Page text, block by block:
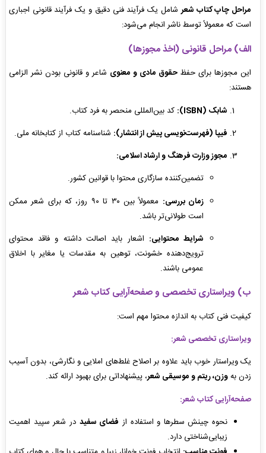
مراحل چاپ کتاب شعرشامل یک فرآیند فنی دقیق و یک فرآیند قانونی اجباری
است که معمولاً توسط ناشر انجام می‌شود:
الف) مراحل قانونی (اخذ مجوزها)
این مجوزها برای حفظ حقوق مادی و معنوی شاعر و قانونی بودن نشر الزامی
هستند:
شابک (ISBN):
کد بین‌المللی منحصر به فرد کتاب.
فیپا (فهرست‌نویسی پیش از انتشار): شناسنامه کتاب از کتابخانه ملی.
مجوز وزارت فرهنگ و ارشاد اسلامی:
تضمین‌کننده سازگاری محتوا با قوانین کشور.
زمان بررسی:
معمولاً بین ۳۰ تا ۹۰ روز، که برای شعر ممکن
است طولانی‌تر باشد.
شرایط محتوایی: اشعار باید اصالت داشته و فاقد محتوای
ترویج‌دهنده خشونت، توهین به مقدسات یا مغایر با اخلاق
عمومی باشند.
ب) ویراستاری تخصصی و صفحه‌آرایی کتاب شعر
کیفیت فنی کتاب به اندازه محتوا مهم است:
ویراستاری تخصصی شعر:
یک ویراستار خوب باید علاوه بر اصلاح غلط‌های املایی و نگارشی، بدون آسیب
زدن بهوزن، ریتم و موسیقی شعر، پیشنهاداتی برای بهبود ارائه کند.
صفحه‌آرایی کتاب شعر:
نحوه چینش سطرها و استفاده از فضای سفید در شعر سپید اهمیت
زیبایی‌شناختی دارد.